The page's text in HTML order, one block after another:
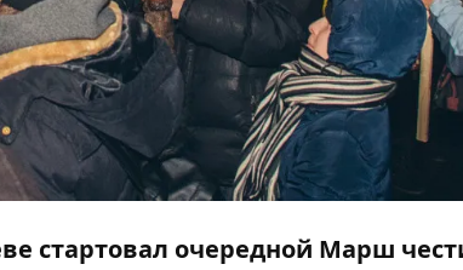
стартовал очередной Марш